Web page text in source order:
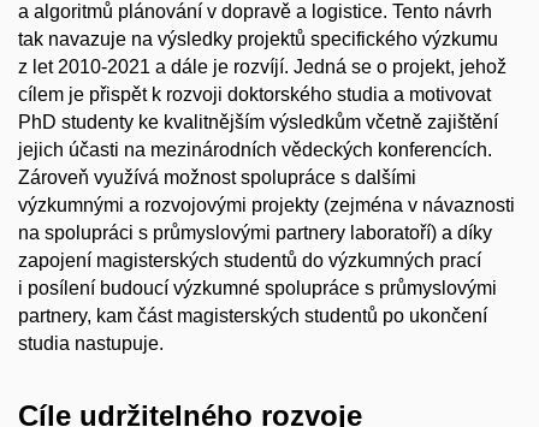
a algoritmů plánování v dopravě a logistice. Tento návrh
tak navazuje na výsledky projektů specifického výzkumu
z let 2010-2021 a dále je rozvíjí. Jedná se o projekt, jehož
cílem je přispět k rozvoji doktorského studia a motivovat
PhD studenty ke kvalitnějším výsledkům včetně zajištění
jejich účasti na mezinárodních vědeckých konferencích.
Zároveň využívá možnost spolupráce s dalšími
výzkumnými a rozvojovými projekty (zejména v návaznosti
na spolupráci s průmyslovými partnery laboratoří) a díky
zapojení magisterských studentů do výzkumných prací
i posílení budoucí výzkumné spolupráce s průmyslovými
partnery, kam část magisterských studentů po ukončení
studia nastupuje.
Cíle udržitelného rozvoje